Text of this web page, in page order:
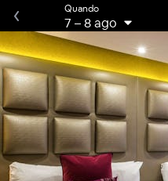
Quando
7 –8 ago